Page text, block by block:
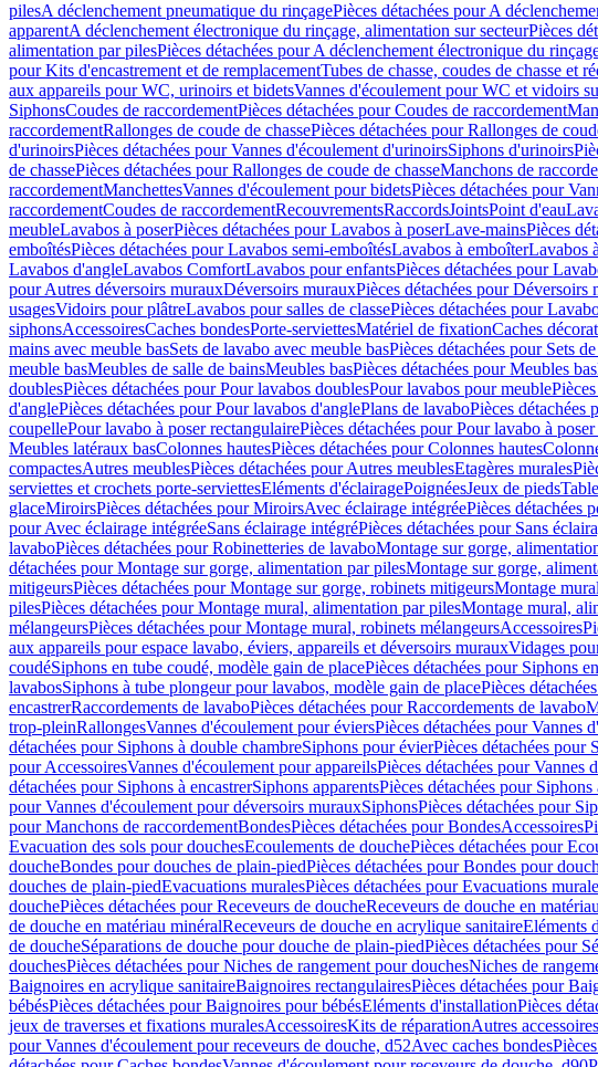
pilesA déclenchement pneumatique du rinçagePièces détachées pour A
apparentA déclenchement électronique du rinçage, alimentation sur secteurPièces
alimentation par pilesPièces détachées pour A déclenchement électronique du
pour Kits d'encastrement et de remplacementTubes de chasse, coudes de chasse et
aux appareils pour WC, urinoirs et bidetsVannes d'écoulement pour WC et vidoirs
SiphonsCoudes de raccordementPièces détachées pour Coudes de raccordement
raccordementRallonges de coude de chassePièces détachées pour Rallonges de
d'urinoirsPièces détachées pour Vannes d'écoulement d'urinoirsSiphons d'urinoirs
de chassePièces détachées pour Rallonges de coude de chasseManchons de
raccordementManchettesVannes d'écoulement pour bidetsPièces détachées pour
raccordementCoudes de raccordementRecouvrementsRaccordsJointsPoint d'eau
meubleLavabos à poserPièces détachées pour Lavabos à poserLave-mainsPièces
emboîtésPièces détachées pour Lavabos semi-emboîtésLavabos à emboîterLavabos
Lavabos d'angleLavabos ComfortLavabos pour enfantsPièces détachées pour
pour Autres déversoirs murauxDéversoirs murauxPièces détachées pour Déversoirs
usagesVidoirs pour plâtreLavabos pour salles de classePièces détachées pour
siphonsAccessoiresCaches bondesPorte-serviettesMatériel de fixationCaches
mains avec meuble basSets de lavabo avec meuble basPièces détachées pour Sets
meuble basMeubles de salle de bainsMeubles basPièces détachées pour Meubles bas
doublesPièces détachées pour Pour lavabos doublesPour lavabos pour meuble
d'anglePièces détachées pour Pour lavabos d'anglePlans de lavaboPièces détachées
coupellePour lavabo à poser rectangulairePièces détachées pour Pour lavabo à
Meubles latéraux basColonnes hautesPièces détachées pour Colonnes hautes
compactesAutres meublesPièces détachées pour Autres meublesEtagères murales
serviettes et crochets porte-serviettesEléments d'éclairagePoignéesJeux de pieds
glaceMiroirsPièces détachées pour MiroirsAvec éclairage intégréePièces détachées
pour Avec éclairage intégréeSans éclairage intégréPièces détachées pour Sans
lavaboPièces détachées pour Robinetteries de lavaboMontage sur gorge,
détachées pour Montage sur gorge, alimentation par pilesMontage sur gorge,
mitigeursPièces détachées pour Montage sur gorge, robinets mitigeursMontage
pilesPièces détachées pour Montage mural, alimentation par pilesMontage mural,
mélangeursPièces détachées pour Montage mural, robinets mélangeursAccessoires
aux appareils pour espace lavabo, éviers, appareils et déversoirs murauxVidages
coudéSiphons en tube coudé, modèle gain de placePièces détachées pour Siphons
lavabosSiphons à tube plongeur pour lavabos, modèle gain de placePièces
encastrerRaccordements de lavaboPièces détachées pour Raccordements de lavabo
trop-pleinRallongesVannes d'écoulement pour éviersPièces détachées pour Vannes
détachées pour Siphons à double chambreSiphons pour évierPièces détachées pour
pour AccessoiresVannes d'écoulement pour appareilsPièces détachées pour Vannes
détachées pour Siphons à encastrerSiphons apparentsPièces détachées pour Siphons
pour Vannes d'écoulement pour déversoirs murauxSiphonsPièces détachées pour
pour Manchons de raccordementBondesPièces détachées pour BondesAccessoires
Evacuation des sols pour douchesEcoulements de douchePièces détachées pour
doucheBondes pour douches de plain-piedPièces détachées pour Bondes pour
douches de plain-piedEvacuations muralesPièces détachées pour Evacuations
douchePièces détachées pour Receveurs de doucheReceveurs de douche en
de douche en matériau minéralReceveurs de douche en acrylique sanitaireEléments
de doucheSéparations de douche pour douche de plain-piedPièces détachées pour
douchesPièces détachées pour Niches de rangement pour douchesNiches de
Baignoires en acrylique sanitaireBaignoires rectangulairesPièces détachées pour
bébésPièces détachées pour Baignoires pour bébésEléments d'installationPièces
jeux de traverses et fixations muralesAccessoiresKits de réparationAutres accessoires
pour Vannes d'écoulement pour receveurs de douche, d52Avec caches bondes